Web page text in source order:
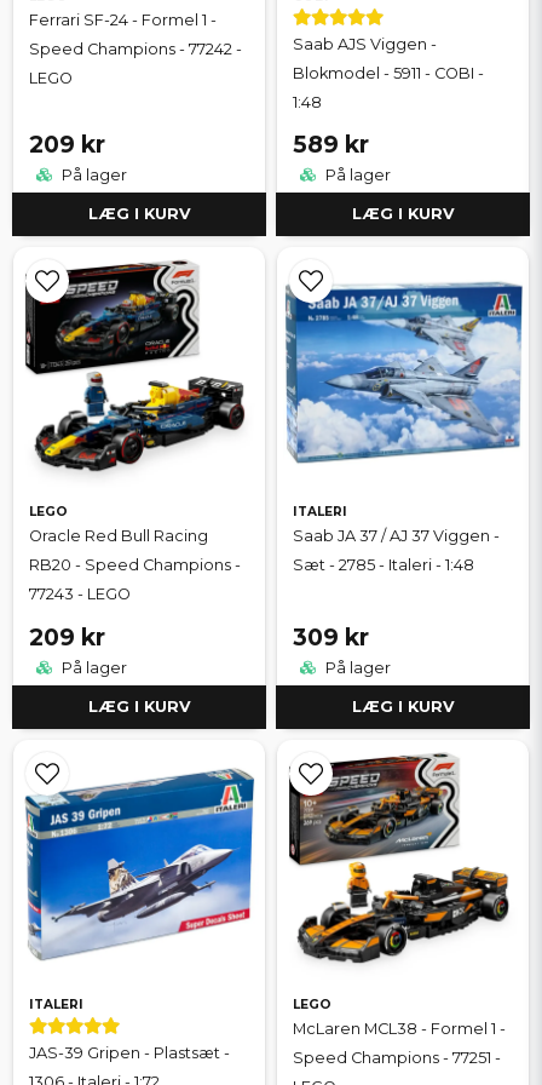
Ferrari SF-24 - Formel 1 -
Speed Champions - 77242 -
LEGO
209 kr
På lager
LÆG I KURV
Saab AJS Viggen -
Blokmodel - 5911 - COBI -
1:48
589 kr
På lager
LÆG I KURV
LEGO
Oracle Red Bull Racing
RB20 - Speed Champions -
77243 - LEGO
209 kr
På lager
LÆG I KURV
ITALERI
Saab JA 37 / AJ 37 Viggen -
Sæt - 2785 - Italeri - 1:48
309 kr
På lager
LÆG I KURV
ITALERI
JAS-39 Gripen - Plastsæt -
LEGO
McLaren MCL38 - Formel 1 -
Speed Champions - 77251 -